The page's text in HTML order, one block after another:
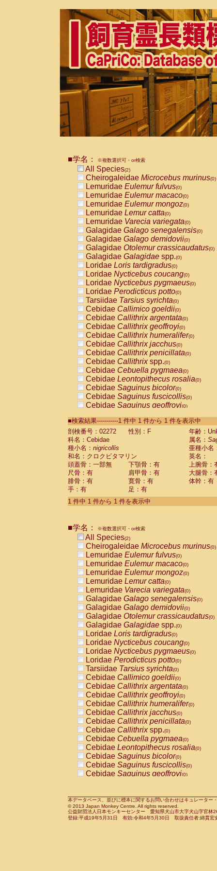
■学名： ※複数選択可・or検索
All Species(2)
Cheirogaleidae Microcebus murinus(0)
Lemuridae Eulemur fulvus(0)
Lemuridae Eulemur macaco(0)
Lemuridae Eulemur mongoz(0)
Lemuridae Lemur catta(0)
Lemuridae Varecia variegata(0)
Galagidae Galago senegalensis(0)
Galagidae Galago demidovii(0)
Galagidae Otolemur crassicaudatus(0)
Galagidae Galagidae spp.(0)
Loridae Loris tardigradus(0)
Loridae Nycticebus coucang(0)
Loridae Nycticebus pygmaeus(0)
Loridae Perodicticus potto(0)
Tarsiidae Tarsius syrichta(0)
Cebidae Callimico goeldii(0)
Cebidae Callithrix argentata(0)
Cebidae Callithrix geoffroyi(0)
Cebidae Callithrix humeralifer(0)
Cebidae Callithrix jacchus(0)
Cebidae Callithrix penicillata(0)
Cebidae Callithrixspp.(0)
Cebidae Cebuella pygmaea(0)
Cebidae Leontopithecus rosalia(0)
Cebidae Saguinus bicolor(0)
Cebidae Saguinus fuscicollis(0)
Cebidae Saguinus geoffroyi(0)
CebidaeSaguinus labiatus(0)
Cebidae Saguinus leucopus (0)
Cebidae
CebidaeSaguinus mystax
CebidaeSaguinus nigricollis (1)
Cebidae Saguinus oedipus
Cebidae Saguinus weddelli
Cebidae Saguinusspp.
Cebidae Aotus trivirgatus
Cebidae Cebus albifrons
CebidaeCebus nigrivittatus
CebidaeCebus
CebidaeSaimiri boliviensis(0)
CebidaeSaimiri sciureus(0)
AtelidaeAlouatta caraya(0)
AtelidaeAlouatta fusca(0)
AtelidaeAlouatta seniculus
AtelidaeAlouattaspp.(0)
AtelidaeAteles belzebuth(0)
AtelidaeAteles geoffroyi(0)
AtelidaeAteles paniscus(0)
AtelidaeAtelesspp.(0)
Atelidae Lagothrix lagothricha
AtelidaeLagothrix lagothricha cana
PitheciidaeCacajao calvus
PitheciidaeCallicebus cupreus
PitheciidaeCallicebus donacophilus
PitheciidaeCallicebus moloch
PitheciidaeCallicebus torquatus
PitheciidaeCallicebusspp.(0)
PitheciidaeChiropotes satanas(0)
PitheciidaePithecia monachus
PitheciidaePithecia pithecia(0)
CercopithecidaeCercocebus agilis
CercopithecidaeCercocebus
CercopithecidaeCercocebus
CercopithecidaeCercocebus
CercopithecidaeCercocebus
CercopithecidaeCercocebushybrid
CercopithecidaePapio anubis(0)
CercopithecidaePapio cynocephalus
CercopithecidaePapio hamadryas(0)
■検索結果-----------1 件中 1 件から 1 件を表示中
剖検番号：02272
性別：F
年齢：
科名：Cebidae
属名：
種小名： nigricollis
亜種小名
和名：クロクビタマリン
英名：
頭蓋骨：一部無
下顎骨：有
上腕骨：
尺骨：有
肩甲骨：有
大腿骨：
腓骨：有
寛骨：有
体幹：有
手：有
足：有
1 件中 1 件から 1 件を表示中
■学名： ※複数選択可・or検索
All Species(2)
Cheirogaleidae Microcebus murinus(0)
Lemuridae Eulemur fulvus(0)
Lemuridae Eulemur macaco(0)
Lemuridae Eulemur mongoz(0)
Lemuridae Lemur catta(0)
Lemuridae Varecia variegata(0)
Galagidae Galago senegalensis(0)
Galagidae Galago demidovii(0)
Galagidae Otolemur crassicaudatus(0)
Galagidae Galagidae spp.(0)
Loridae Loris tardigradus(0)
Loridae Nycticebus coucang(0)
Loridae Nycticebus pygmaeus(0)
Loridae Perodicticus potto(0)
Tarsiidae Tarsius syrichta(0)
Cebidae Callimico goeldii(0)
Cebidae Callithrix argentata(0)
Cebidae Callithrix geoffroyi(0)
Cebidae Callithrix humeralifer(0)
Cebidae Callithrix jacchus(0)
Cebidae Callithrix penicillata(0)
Cebidae Callithrixspp.(0)
Cebidae Cebuella pygmaea(0)
Cebidae Leontopithecus rosalia(0)
Cebidae Saguinus bicolor(0)
Cebidae Saguinus fuscicollis(0)
Cebidae Saguinus geoffroyi(0)
CebidaeSaguinus leucopus(0)
CebidaeSaguinus midas(0)
Cebidae Saguinus mystax(0)
本データベース、並びに標本に関するお問い合わせはキュレータ
© 2013 Japan Monkey Centre. All rights reserved.
公益財団法人日本モンキーセンター 愛知県犬山市大字犬山字官
登録:平成19年5月31日 有効:令和4年5月30日 取扱責任者:綿貫宏